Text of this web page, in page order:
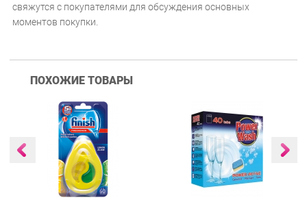
свяжутся с покупателями для обсуждения основных
моментов покупки.
ПОХОЖИЕ ТОВАРЫ